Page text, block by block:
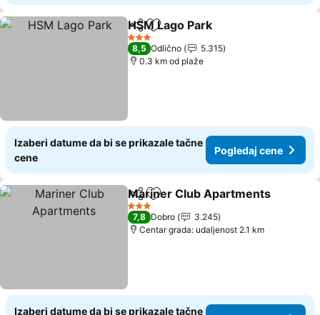
Deli Dodati u favorite
HSM Lago Park
3 Zvezdice
8,5 Odlično
5.315
0.3 km od plaže
Izaberi datume da bi se prikazale tačne
cene
Pogledaj cene
Deli Dodati u favorite
Mariner Club Apartments
3 Zvezdice
7,8 Dobro
3.245
Centar grada: udaljenost 2.1 km
Izaberi datume da bi se prikazale tačne